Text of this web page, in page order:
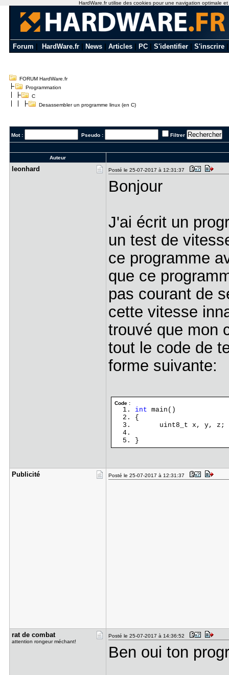
Forum HardWare.fr News Articles PC S'identifier S'inscrire
FORUM HardWare.fr
Programmation
C
Desassembler un programme linux (en C)
Mot : Pseudo : Filtrer
Auteur
leonhard Posté le 25-07-2017 à 12:31:37
Bonjour
J'ai écrit un
un test de
ce programme
que ce
pas courant de
cette vitesse
trouvé que mon
tout le code de
forme suivante:
Code :
int main()
{
uint8_t x, y, z;
}
Publicité Posté le 25-07-2017 à 12:31:37
rat de com​bat
attention rongeur méchant!
Posté le 25-07-2017 à 14:36:52
Ben oui ton
HardWare.fr utilise des cookies pour une navigation optimale